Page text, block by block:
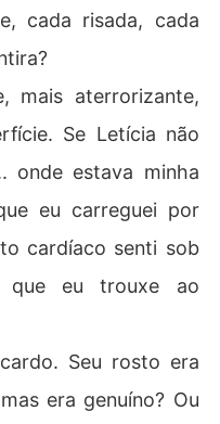
cada risada, cada
mais aterrorizante,
Se Letícia não
onde estava minha
eu carreguei por
cardíaco senti sob
que eu trouxe ao
Seu rosto era
era genuíno? Ou